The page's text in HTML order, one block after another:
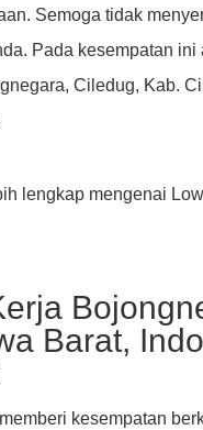
Semoga tidak
Pada kesempatan
Ciledug, Kab.
lengkap mengenai
Barat,
kesempatan